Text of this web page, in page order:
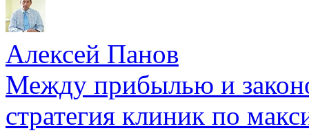
Алексей Панов
Между прибылью и
стратегия клиник по